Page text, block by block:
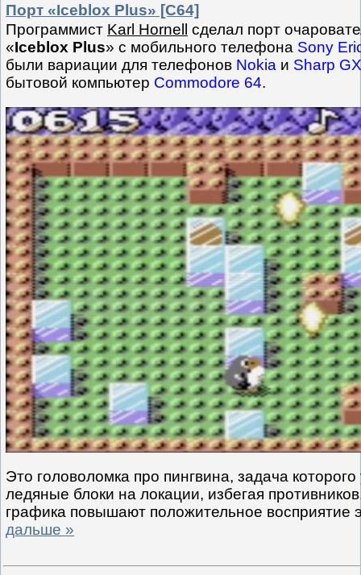
Порт «Iceblox Plus» [C64]
Программист Karl Hornell
сделал порт
«Iceblox Plus» с мобильного телефона Sony
были вариации для телефонов Nokia и Sharp
бытовой компьютер Commodore 64.
Это головоломка про пингвина, задача
ледяные блоки на локации, избегая
графика повышают положительное восприятие
дальше »